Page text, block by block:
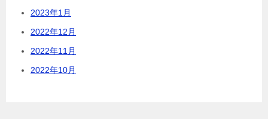
2023年1月
2022年12月
2022年11月
2022年10月